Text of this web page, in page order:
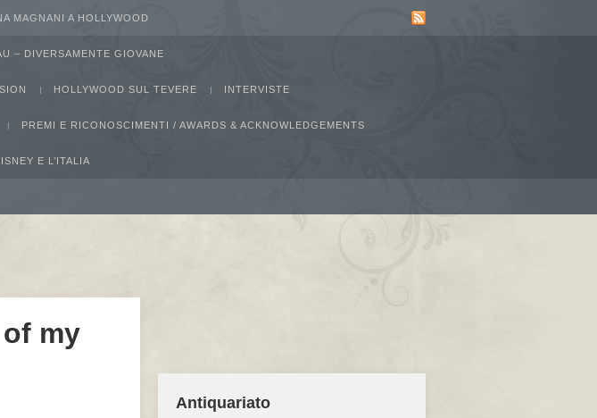
MAGNANI A HOLLYWOOD
– DIVERSAMENTE GIOVANE
HOLLYWOOD SUL TEVERE INTERVISTE
PREMI E RICONOSCIMENTI / AWARDS & ACKNOWLEDGEMENTS
E L’ITALIA
my
Antiquariato